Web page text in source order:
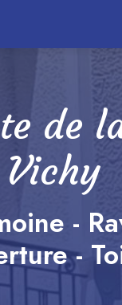
de
Vichy
-
-